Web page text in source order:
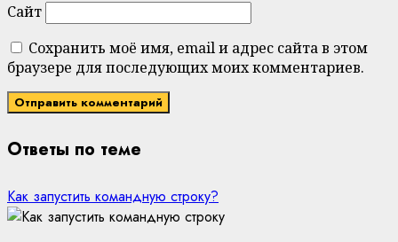
Сайт
Сохранить моё имя, email и адрес сайта в этом
браузере для последующих моих комментариев.
Ответы по теме
Как запустить командную строку?